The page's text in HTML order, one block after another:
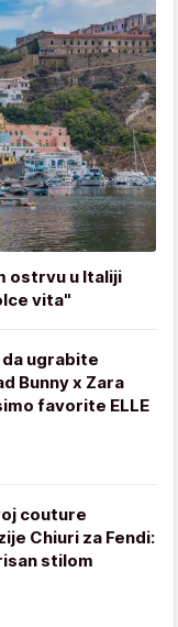
ostrvu u Italiji
vita"
ugrabite
Bunny x Zara
favorite ELLE
couture
Chiuri za Fendi:
stilom